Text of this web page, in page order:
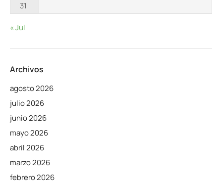
31
« Jul
Archivos
agosto 2026
julio 2026
junio 2026
mayo 2026
abril 2026
marzo 2026
febrero 2026